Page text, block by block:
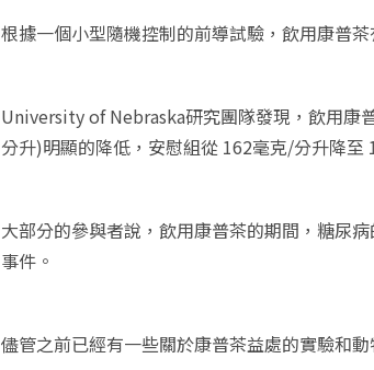
根據一個小型隨機控制的前導試驗，飲用康普
University of Nebraska研究團隊發現，飲用康
分升)明顯的降低，安慰組從 162毫克/分升降至
大部分的參與者說，飲用康普茶的期間，糖尿
事件。
儘管之前已經有一些關於康普茶益處的實驗和